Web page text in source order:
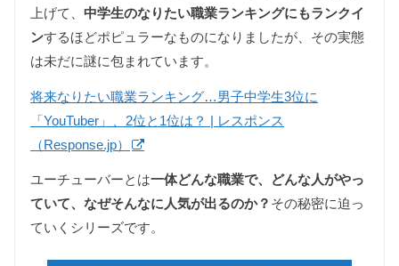
上げて、中学生のなりたい職業ランキングにもランクイ
ンするほどポピュラーなものになりましたが、その実態
は未だに謎に包まれています。
将来なりたい職業ランキング…男子中学生3位に
「YouTuber」、2位と1位は？ | レスポンス
（Response.jp）
ユーチューバーとは一体どんな職業で、どんな人がやっ
ていて、なぜそんなに人気が出るのか？ その秘密に迫っ
ていくシリーズです。